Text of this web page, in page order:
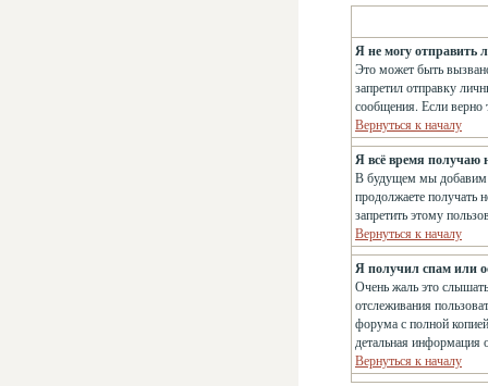
Я не могу отправить
Это может быть
запретил отправку
сообщения. Если верно
Вернуться к началу
Я всё время получаю
В будущем мы добавим
продолжаете получать
запретить этому
Вернуться к началу
Я получил спам или
Очень жаль это
отслеживания
форума с полной
детальная информация
Вернуться к началу